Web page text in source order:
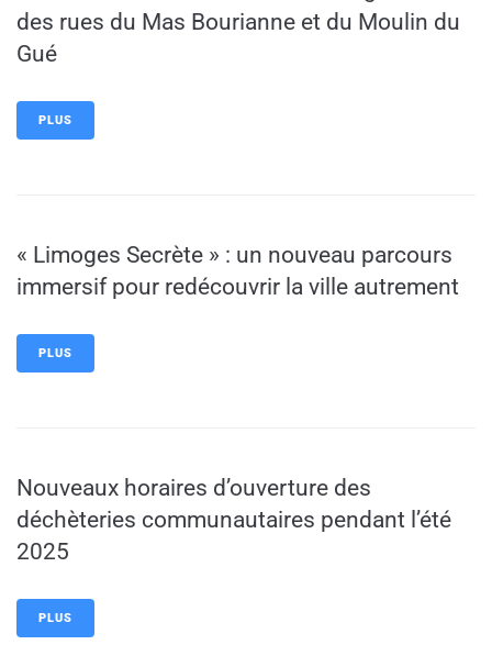
des rues du Mas Bourianne et du Moulin du
Gué
PLUS
« Limoges Secrète » : un nouveau parcours
immersif pour redécouvrir la ville autrement
PLUS
Nouveaux horaires d’ouverture des
déchèteries communautaires pendant l’été
2025
PLUS